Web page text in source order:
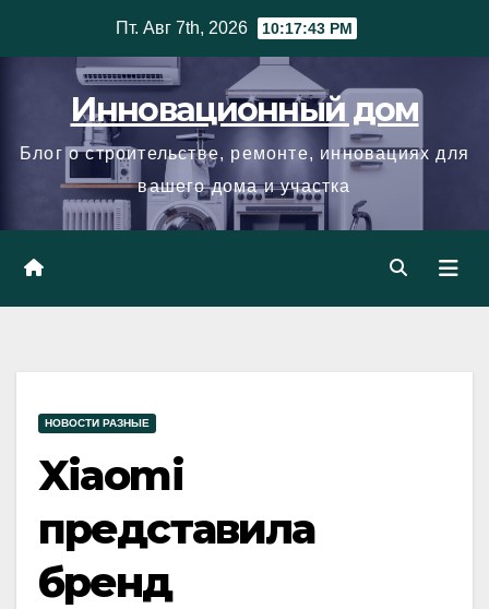
Пт. Авг 7th, 2026 10:17:44 PM
Инновационный дом
Блог о строительстве, ремонте, инновациях для
вашего дома и участка
НОВОСТИ РАЗНЫЕ
Xiaomi
представила
бренд